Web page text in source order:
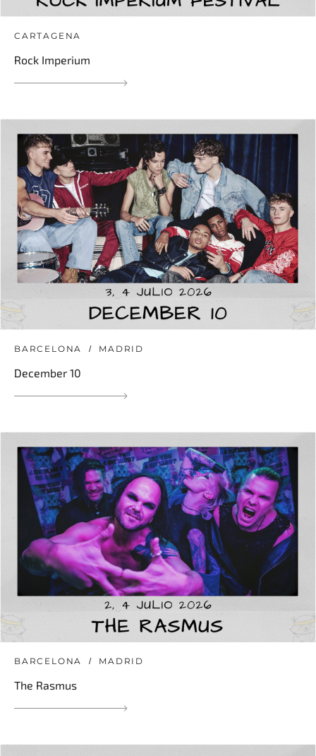
CARTAGENA
Rock Imperium
BARCELONA MADRID
December 10
BARCELONA MADRID
The Rasmus